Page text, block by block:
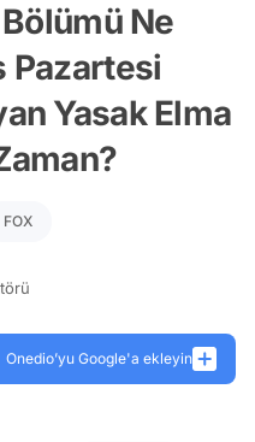
Ne
Pazartesi
Yasak Elma
FOX
Onedio’yu Google'a ekleyin